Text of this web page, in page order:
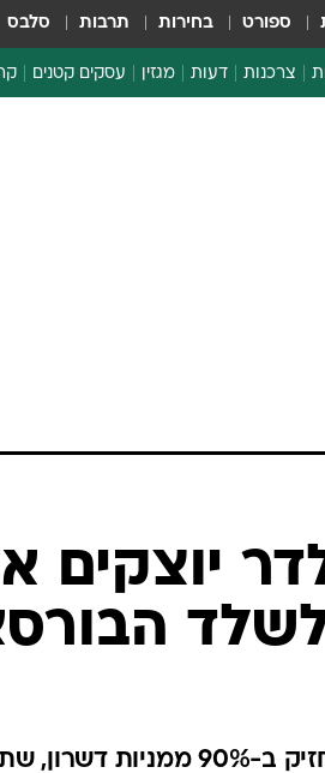
ספורט בחירות תרבות סלבס
צרכנות דעות מגזין עסקים קטנים
יוצקים
גבור ספורט תחזיק ב-90%